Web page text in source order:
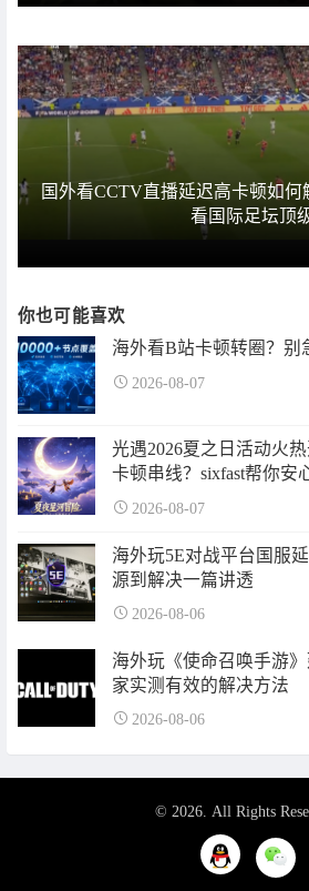
国外看CCTV直播延迟高卡顿如何
看国际足坛顶
你也可能喜欢
海外看B站卡顿转圈？别
2026-08-07
光遇2026夏之日活动火
卡顿串线？sixfast帮你安
2026-08-07
海外玩5E对战平台国服
源到解决一篇讲透
2026-08-06
海外玩《使命召唤手游
家实测有效的解决方法
2026-08-06
© 2026. All Rights